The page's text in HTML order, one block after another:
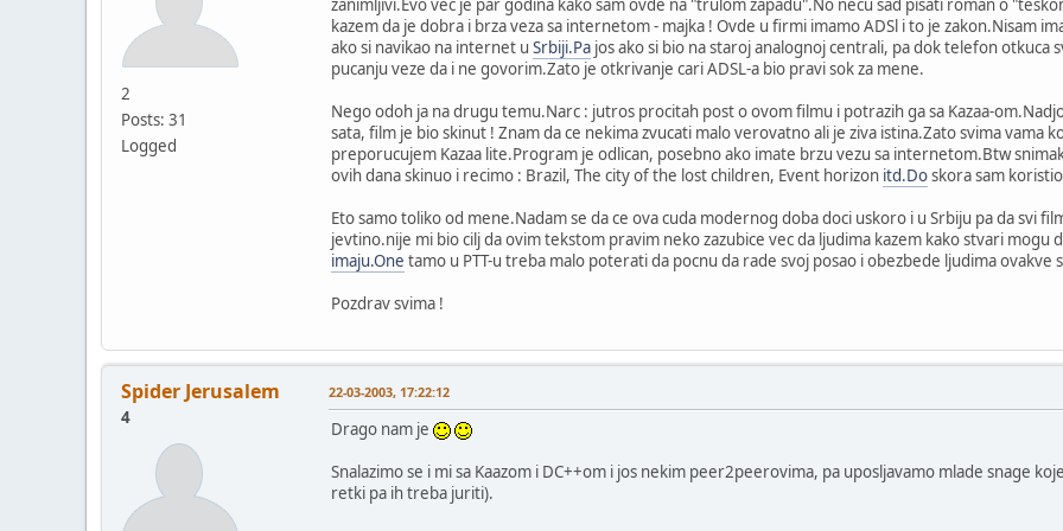
2
Posts: 31
Logged
kazem da je dobra i brza veza sa internetom - majka ! Ovde u firmi imamo ADSl i to je zakon.Nisam
ako si navikao na internet u Srbiji.Pa jos ako si bio na staroj analognoj centrali, pa dok telefon otkuca
pucanju veze da i ne govorim.Zato je otkrivanje cari ADSL-a bio pravi sok za mene.
Nego odoh ja na drugu temu.Narc : jutros procitah post o ovom filmu i potrazih ga sa Kazaa-
sata, film je bio skinut ! Znam da ce nekima zvucati malo verovatno ali je ziva istina.Zato svima vama
preporucujem Kazaa lite.Program je odlican, posebno ako imate brzu vezu sa internetom.Btw
ovih dana skinuo i recimo : Brazil, The city of the lost children, Event horizon itd.Doskora sam
Eto samo toliko od mene.Nadam se da ce ova cuda modernog doba doci uskoro i u Srbiju pa da svi
jevtino.nije mi bio cilj da ovim tekstom pravim neko zazubice vec da ljudima kazem kako stvari
imaju.One tamo u PTT-u treba malo poterati da pocnu da rade svoj posao i obezbede ljudima ovakve
Pozdrav svima !
Spider Jerusalem
4
22-03-2003, 17:22:12
Drago nam je
Snalazimo se i mi sa Kaazom i DC++om i jos nekim peer2peerovima, pa uposljavamo mlade snage
retki pa ih treba juriti).